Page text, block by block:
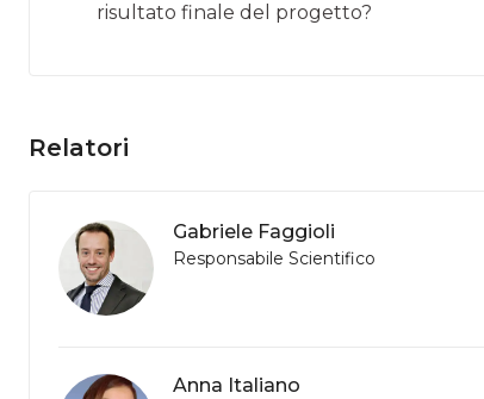
risultato finale del progetto?
Relatori
Gabriele Faggioli
Responsabile Scientifico
Anna Italiano